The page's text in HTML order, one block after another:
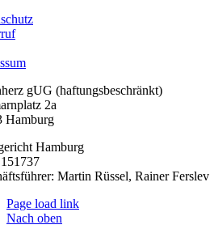
gUG (haftungsbeschränkt)
2a
Hamburg
Hamburg
Martin Rüssel, Rainer Ferslev
Page load link
Nach oben